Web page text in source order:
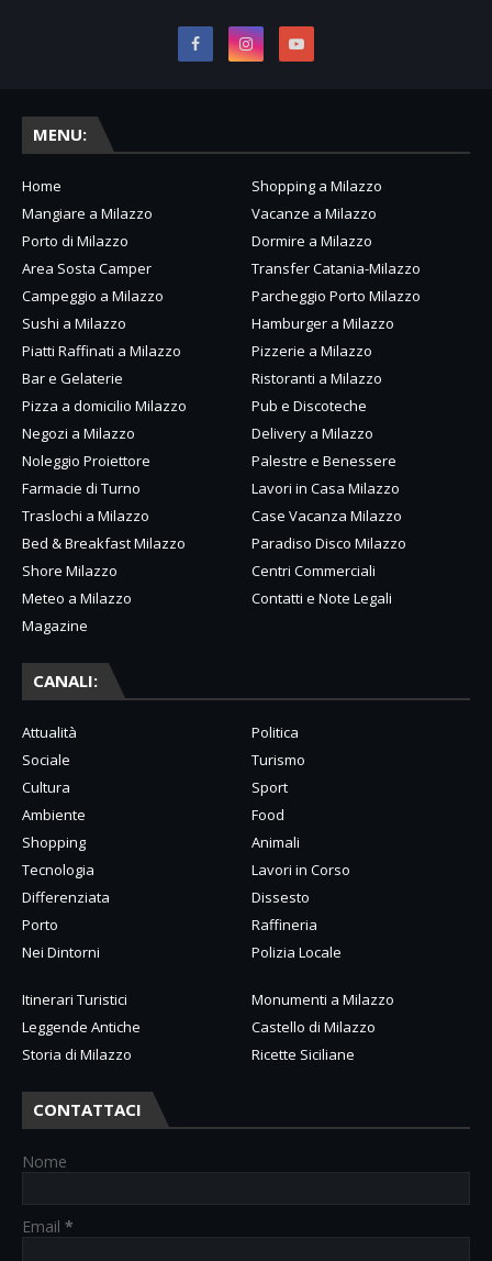
MENU:
Home
Shopping a Milazzo
Mangiare a Milazzo
Vacanze a Milazzo
Porto di Milazzo
Dormire a Milazzo
Area Sosta Camper
Transfer Catania-Milazzo
Campeggio a Milazzo
Parcheggio Porto Milazzo
Sushi a Milazzo
Hamburger a Milazzo
Piatti Raffinati a Milazzo
Pizzerie a Milazzo
Bar e Gelaterie
Ristoranti a Milazzo
Pizza a domicilio Milazzo
Pub e Discoteche
Negozi a Milazzo
Delivery a Milazzo
Noleggio Proiettore
Palestre e Benessere
Farmacie di Turno
Lavori in Casa Milazzo
Traslochi a Milazzo
Case Vacanza Milazzo
Bed & Breakfast Milazzo
Paradiso Disco Milazzo
Shore Milazzo
Centri Commerciali
Meteo a Milazzo
Contatti e Note Legali
Magazine
CANALI:
Attualità
Politica
Sociale
Turismo
Cultura
Sport
Ambiente
Food
Shopping
Animali
Tecnologia
Lavori in Corso
Differenziata
Dissesto
Porto
Raffineria
Nei Dintorni
Polizia Locale
Itinerari Turistici
Monumenti a Milazzo
Leggende Antiche
Castello di Milazzo
Storia di Milazzo
Ricette Siciliane
CONTATTACI
Nome
Email *